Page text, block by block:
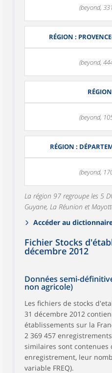
(beyond,
RÉGION :
(beyond,
(beyond,
RÉGION :
(beyond,
La région 97 regroupe les 5
Guyane, La Réunion et
Accéder au
Fichier Stocks
décembre 2012
Données semi-
non agricole)
Les fichiers de stocks
31 décembre 2012
établissements sur la
2 369 457
similaires sont contenues
enregistrement, leur
variable FREQ).